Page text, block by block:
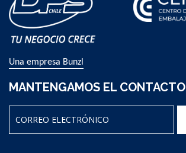
Una empresa Bunzl
MANTENGAMOS EL CONTACTO